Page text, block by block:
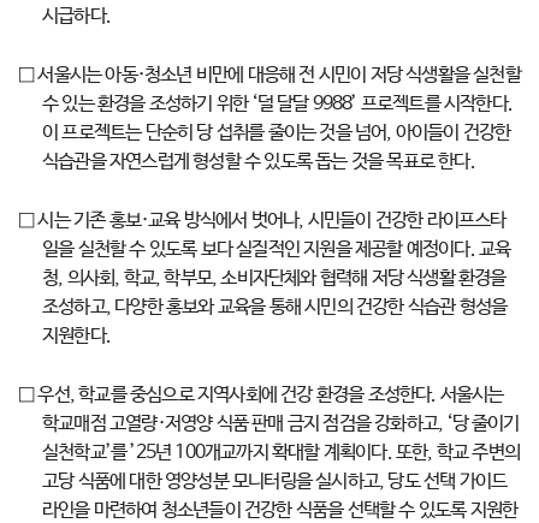
시급하다.
□ 서울시는 아동·청소년 비만에 대응해 전 시민이 저당 식생활을 실천할
수 있는 환경을 조성하기 위한 ‘덜 달달 9988’ 프로젝트를 시작한다.
이 프로젝트는 단순히 당 섭취를 줄이는 것을 넘어, 아이들이 건강한
식습관을 자연스럽게 형성할 수 있도록 돕는 것을 목표로 한다.
□ 시는 기존 홍보·교육 방식에서 벗어나, 시민들이 건강한 라이프스타
일을 실천할 수 있도록 보다 실질적인 지원을 제공할 예정이다. 교육
청, 의사회, 학교, 학부모, 소비자단체와 협력해 저당 식생활 환경을
조성하고, 다양한 홍보와 교육을 통해 시민의 건강한 식습관 형성을
지원한다.
□ 우선, 학교를 중심으로 지역사회에 건강 환경을 조성한다. 서울시는
학교매점 고열량·저영양 식품 판매 금지 점검을 강화하고, ‘당 줄이기
실천학교’를 ’25년 100개교까지 확대할 계획이다. 또한, 학교 주변의
고당 식품에 대한 영양성분 모니터링을 실시하고, 당도 선택 가이드
라인을 마련하여 청소년들이 건강한 식품을 선택할 수 있도록 지원한